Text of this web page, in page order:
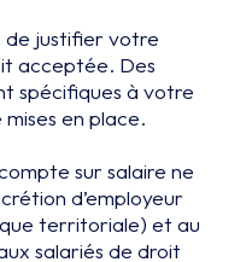
de justifier votre
acceptée. Des
spécifiques à votre
en place.
sur salaire ne
d’employeur
territoriale) et au
salariés de droit